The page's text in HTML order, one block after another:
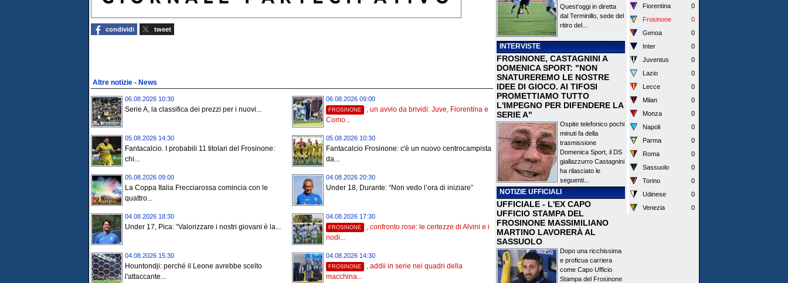
condividi tweet
Altre notizie - News
06.08.2026 10:30
Serie A, la classifica dei prezzi per i nuovi...
06.08.2026 09:00
FROSINONE
, un avvio da brividi: Juve, Fiorentina e
Como...
05.08.2026 14:30
Fantacalcio. I probabili 11 titolari del Frosinone:
chi...
05.08.2026 10:30
Fantacalcio Frosinone: c'è un nuovo centrocampista
da...
05.08.2026 09:00
La Coppa Italia Frecciarossa comincia con le
quattro...
04.08.2026 20:30
Under 18, Durante: “Non vedo l’ora di iniziare”
04.08.2026 18:30
Under 17, Pica: “Valorizzare i nostri giovani è la...
04.08.2026 17:30
FROSINONE
, confronto rose: le certezze di Alvini e i
nodi...
04.08.2026 15:30
Hountondji: perché il Leone avrebbe scelto
l'attaccante...
04.08.2026 14:30
FROSINONE
, addii in serie nei quadri della
macchina...
Quest'oggi in diretta
dal Terminillo, sede del
ritiro del...
INTERVISTE
FROSINONE, CASTAGNINI A
DOMENICA SPORT: "NON
SNATUREREMO LE NOSTRE
IDEE DI GIOCO. AI TIFOSI
PROMETTIAMO TUTTO
L'IMPEGNO PER DIFENDERE LA
SERIE A"
Ospite telefonico pochi
minuti fa della
trasmissione
Domenica Sport, il DS
giallazzurro Castagnini
ha rilasciato le
seguenti...
NOTIZIE UFFICIALI
UFFICIALE - L'EX CAPO
UFFICIO STAMPA DEL
FROSINONE MASSIMILIANO
MARTINO LAVORERÀ AL
SASSUOLO
Dopo una ricchissima
e proficua carriera
come Capo Ufficio
Stampa del Frosinone
Fiorentina
0
Frosinone
0
Genoa
0
Inter
0
Juventus
0
Lazio
0
Lecce
0
Milan
0
Monza
0
Napoli
0
Parma
0
Roma
0
Sassuolo
0
Torino
0
Udinese
0
Venezia
0